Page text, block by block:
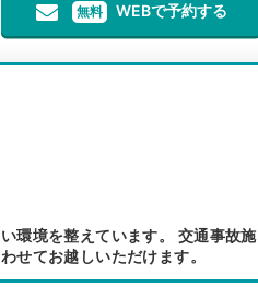
無料 WEBで予約する
環境を整えています。 交通事故施
せてお越しいただけます。